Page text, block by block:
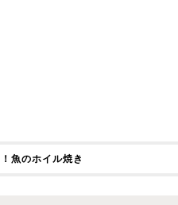
魚のホイル焼き